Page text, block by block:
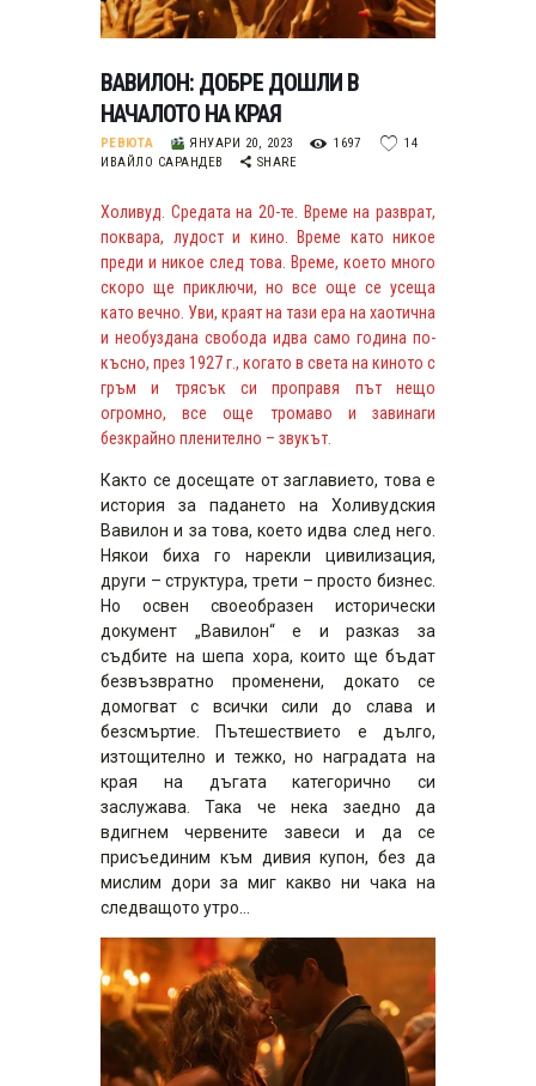
ВАВИЛОН: ДОБРЕ ДОШЛИ В
НАЧАЛОТО НА КРАЯ
РЕВЮТА ЯНУАРИ 20, 2023 1697
14
ИВАЙЛО САРАНДЕВ
SHARE
Холивуд. Средата на 20-те. Време на разврат,
поквара, лудост и кино. Време като никое
преди и никое след това. Време, което много
скоро ще приключи, но все още се усеща
като вечно. Уви, краят на тази ера на хаотична
и необуздана свобода идва само година по-
късно, през 1927 г., когато в света на киното с
гръм и трясък си проправя път нещо
огромно, все още тромаво и завинаги
безкрайно пленително – звукът.
Както се досещате от заглавието, това е
история за падането на Холивудския
Вавилон и за това, което идва след него.
Някои биха го нарекли цивилизация,
други – структура, трети – просто бизнес.
Но освен своеобразен исторически
документ „Вавилон“ е и разказ за
съдбите на шепа хора, които ще бъдат
безвъзвратно променени, докато се
домогват с всички сили до слава и
безсмъртие. Пътешествието е дълго,
изтощително и тежко, но наградата на
края на дъгата категорично си
заслужава. Така че нека заедно да
вдигнем червените завеси и да се
присъединим към дивия купон, без да
мислим дори за миг какво ни чака на
следващото утро…